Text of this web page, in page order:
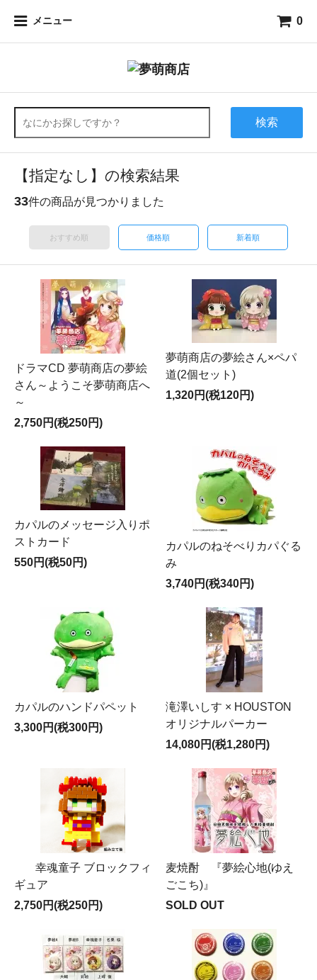
メニュー 0
検索
【指定なし】の検索結果
33件の商品が見つかりました
おすすめ順 価格順 新着順
ドラマCD 夢萌商店の夢絵
さん～ようこそ夢萌商店へ
～
2,750円(税250円)
夢萌商店の夢絵さん×ペパ
道(2個セット)
1,320円(税120円)
カパルのメッセージ入りポ
ストカード
550円(税50円)
カパルのねそべりカパぐる
み
3,740円(税340円)
カパルのハンドパペット
3,300円(税300円)
滝澤いしす × HOUSTON
オリジナルパーカー
14,080円(税1,280円)
幸魂童子 ブロックフィ
ギュア
2,750円(税250円)
麦焼酎 『夢絵心地(ゆえ
ごこち)』
SOLD OUT